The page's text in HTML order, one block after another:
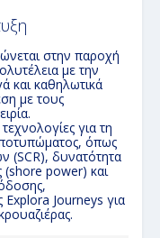
στην παροχή
με την
και καθηλωτικά
με τους
για τη
όπως
(SCR), δυνατότητα
(shore power) και
Explora Journeys για